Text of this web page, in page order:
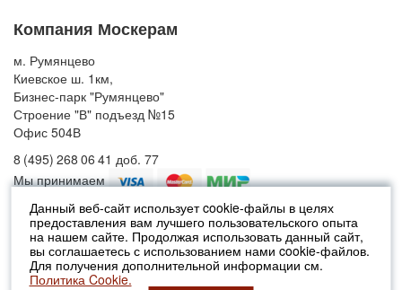
Данный веб-сайт использует cookie-файлы в целях
предоставления вам лучшего пользовательского опыта
на нашем сайте. Продолжая использовать данный сайт,
вы соглашаетесь с использованием нами cookie-файлов.
Для получения дополнительной информации см.
Политика Cookie.
Компания Москерам
м. Румянцево
Киевское ш. 1км,
Бизнес-парк "Румянцево"
Строение "В" подъезд №15
Офис 504В
8 (495) 268 06 41 доб. 77
Мы принимаем
© 2010-2026 Москерам
Указанные на сайте цены не являются публичной офертой (ст.435 ГК
РФ).
Стоимость и наличие товара просьба уточнять в офисах продаж....